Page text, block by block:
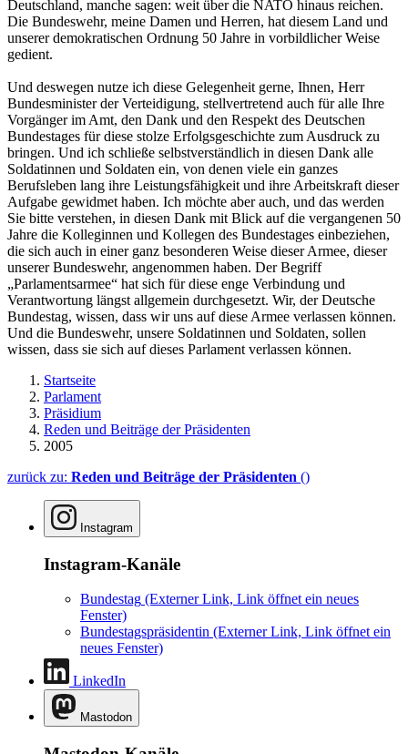
Deutschland, manche sagen: weit über die NATO hinaus reichen.
Die Bundeswehr, meine Damen und Herren, hat diesem Land und
unserer demokratischen Ordnung 50 Jahre in vorbildlicher Weise
gedient.
Und deswegen nutze ich diese Gelegenheit gerne, Ihnen, Herr
Bundesminister der Verteidigung, stellvertretend auch für alle Ihre
Vorgänger im Amt, den Dank und den Respekt des Deutschen
Bundestages für diese stolze Erfolgsgeschichte zum Ausdruck zu
bringen. Und ich schließe selbstverständlich in diesen Dank alle
Soldatinnen und Soldaten ein, von denen viele ein ganzes
Berufsleben lang ihre Leistungsfähigkeit und ihre Arbeitskraft dieser
Aufgabe gewidmet haben. Ich möchte aber auch, und das werden
Sie bitte verstehen, in diesen Dank mit Blick auf die vergangenen 50
Jahre die Kolleginnen und Kollegen des Bundestages einbeziehen,
die sich auch in einer ganz besonderen Weise dieser Armee, dieser
unserer Bundeswehr, angenommen haben. Der Begriff
„Parlamentsarmee“ hat sich für diese enge Verbindung und
Verantwortung längst allgemein durchgesetzt. Wir, der Deutsche
Bundestag, wissen, dass wir uns auf diese Armee verlassen können.
Und die Bundeswehr, unsere Soldatinnen und Soldaten, sollen
wissen, dass sie sich auf dieses Parlament verlassen können.
Startseite
Parlament
Präsidium
Reden und Beiträge der Präsidenten
2005
zurück zu: Reden und Beiträge der Präsidenten ()
Instagram
Instagram-Kanäle
Bundestag (Externer Link, Link öffnet ein neues
Fenster)
Bundestagspräsidentin (Externer Link, Link öffnet ein
neues Fenster)
LinkedIn
Mastodon